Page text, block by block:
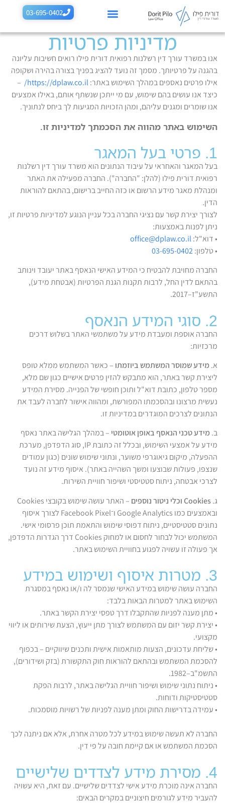
03-695-0402
מדיניות פרטיות
אנו במשרד עורך דין רשלנות רפואית דורית פילו רואים חשיבות עליונה
בהגנה על פרטיותך. מסמך זה נועד להציג בפניך בצורה בהירה ושקופה
אילו פרטים נאספים במהלך השימוש באתר:https://dplaw.co.il/
–
כיצד אנו עושים בהם שימוש, עם מי ייתכן שנשתף אותם, באילו אמצעים
אנו שומרים ומגנים עליהם, ומהן הזכויות המגיעות לך ביחס לנתוניך.
השימוש באתר מהווה את הסכמתך למדיניות זו.
1. פרטי בעל המאגר
בעל המאגר והאחראי על עיבוד הנתונים הוא משרד עורך דין רשלנות
רפואית דורית פילו (להלן: "החברה"). החברה מפעילה את האתר
ומנהלת מאגר מידע הרשום או כזה החייב ברישום, בהתאם להוראות
הדין.
לצורך יצירת קשר עם נציגי החברה בכל עניין הנוגע למדיניות פרטיות זו,
ניתן לפנות באמצעות:
• דוא"ל:office@dplaw.co.il
• טלפון:03-695-0402
החברה מחויבת להבטיח כי המידע האישי הנאסף באתר יעובד וינותב
בהתאם לדין החל, לרבות תקנות הגנת הפרטיות (אבטחת מידע),
התשע"ז–2017.
2. סוגי המידע הנאסף
החברה אוספת ומעבדת מידע על משתמשי האתר בשלוש דרכים
מרכזיות:
א.מידע שמוסר המשתמש ביוזמתו – כאשר המשתמש ממלא טופס
ליצירת קשר באתר, הוא מתבקש להזין פרטים אישיים כגון שם מלא,
מספר טלפון, כתובת דוא"ל ותוכן חופשי של הפנייה. מסירת המידע
נעשית מרצונו ובהסכמתו המפורשת, ומהווה אישור לחברה לעבד את
הנתונים לצרכים המוגדרים במדיניות זו.
ב.מידע טכני הנאסף באופן אוטומטי – במהלך הגלישה באתר נאסף
מידע על אמצעי השימוש, ובכלל זה כתובת IP, סוג הדפדפן, מערכת
ההפעלה, מיקום גיאוגרפי משוער, ונתוני שימוש שונים (כגון עמודים
שנצפו, פעולות שבוצעו ומשך השהייה באתר). איסוף מידע זה נועד
לצרכי אבטחה, ניתוח סטטיסטי ושיפור חוויית השירות.
ג.Cookies וכלי ניטור נוספים
– האתר עושה שימוש בקובצי Cookies
ובאמצעים כמו Google Analytics ו־Facebook Pixel לצורך איסוף
נתונים סטטיסטיים, ניתוח דפוסי שימוש והתאמת תוכן פרסומי אישי.
המשתמש יכול לבחור לחסום או למחוק Cookies דרך הגדרות הדפדפן,
אך פעולה זו עשויה לפגוע בחוויית השימוש באתר.
3. מטרות איסוף ושימוש במידע
החברה עושה שימוש במידע האישי שנמסר לה ו/או נאסף במסגרת
השימוש באתר למטרות הבאות בלבד:
• מתן מענה לפניות שהתקבלו דרך טפסי יצירת הקשר באתר.
• יצירת קשר יזום עם המשתמש לצורך מתן ייעוץ, הצעת שירותים או ליווי
מקצועי.
• שליחת עדכונים, הצעות מותאמות אישית ותכנים שיווקיים – בכפוף
להסכמת המשתמש ובהתאם להוראות חוק התקשורת (בזק ושידורים),
התשמ"ב–1982.
• ניתוח נתוני שימוש ושיפור חוויית הגלישה באתר, לרבות הפקת
סטטיסטיקות ודוחות.
• עמידה בדרישות החוק ומתן מענה לפניות של רשויות מוסמכות.
החברה לא תעשה שימוש במידע לכל מטרה אחרת, אלא אם ניתנה לכך
הסכמת המשתמש או אם קיימת חובה על פי דין.
4. מסירת מידע לצדדים שלישיים
החברה אינה מוכרת מידע אישי לצדדים שלישיים. עם זאת, היא עשויה
להעביר מידע לגורמים חיצוניים במקרים הבאים: